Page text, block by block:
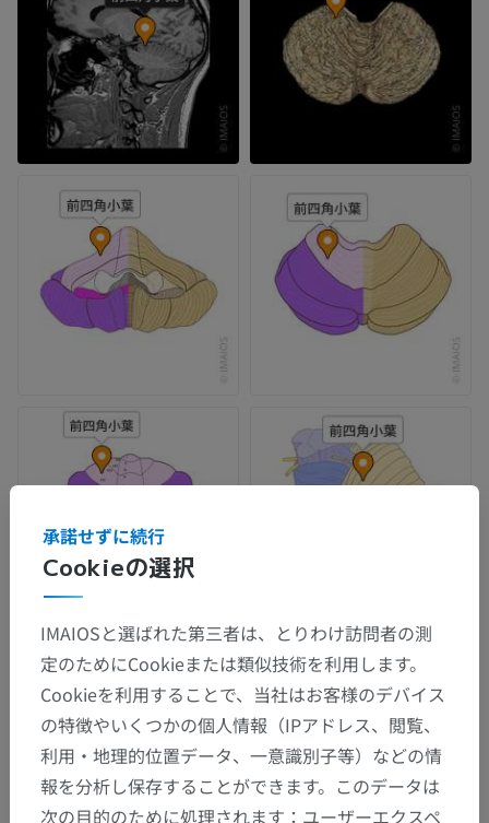
Cookieの選択
承諾せずに続行
IMAIOSと選ばれた第三者は、とりわけ訪問者の測
定のためにCookieまたは類似技術を利用します。
Cookieを利用することで、当社はお客様のデバイス
の特徴やいくつかの個人情報（IPアドレス、閲覧、
利用・地理的位置データ、一意識別子等）などの情
報を分析し保存することができます。このデータは
次の目的のために処理されます：ユーザーエクスペ